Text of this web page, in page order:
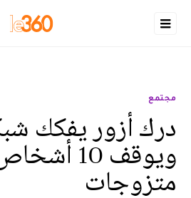
مجتمع
درك أزور يفكك
ويوقف 10
متزوجات‎